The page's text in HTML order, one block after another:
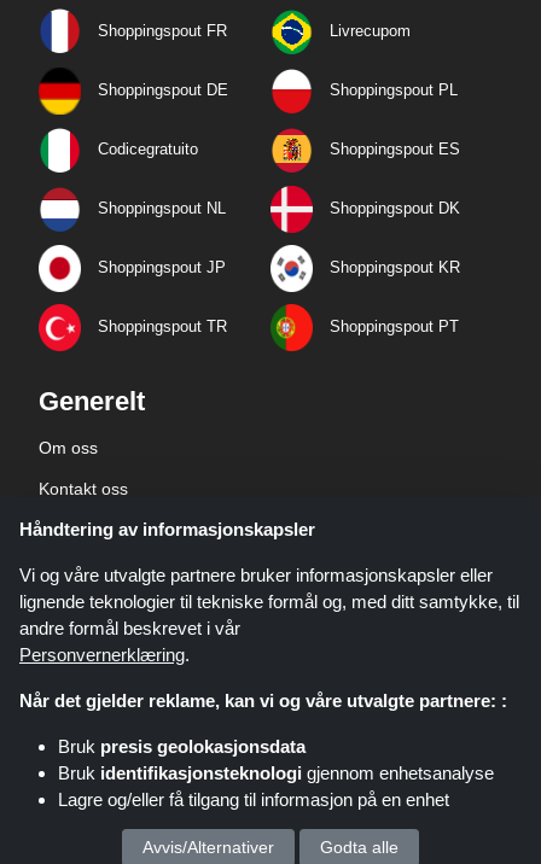
Shoppingspout FR Livrecupom
Shoppingspout DE Shoppingspout PL
Codicegratuito Shoppingspout ES
Shoppingspout NL Shoppingspout DK
Shoppingspout JP Shoppingspout KR
Shoppingspout TR Shoppingspout PT
Generelt
Om oss
Kontakt oss
Bedriftsinformasjon
personvernerklæring
Shoppingspout.com/no er et nettsted som presenterer tilbud, rabatter og
kuponger. Disse tilbudene eller avtalene gjøres tilgjengelige gjennom ulike
tilknyttede nettverk. Shoppingspout.com/no eller deres ansatte er ikke
involvert når du kjøper via disse lenkene. Shoppingspout.com/no tjener kun
Håndtering av informasjonskapsler
Vi og våre utvalgte partnere bruker informasjonskapsler eller
lignende teknologier til tekniske formål og, med ditt samtykke, til
andre formål beskrevet i vår
Personvernerklæring.
Når det gjelder reklame, kan vi og våre utvalgte partnere: :
Bruk presis geolokasjonsdata
Bruk identifikasjonsteknologi gjennom enhetsanalyse
Lagre og/eller få tilgang til informasjon på en enhet
Vi behandler dine personopplysninger for :
Avvis/Alternativer Godta alle